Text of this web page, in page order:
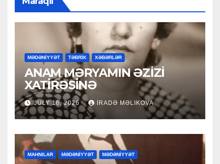
MƏDƏNİYYƏT TƏBRİK XƏBƏRLƏR
ANAM MƏRYAMIN ƏZİZİ
XATİRƏSİNƏ
JULY 16, 2026 İRADƏ MƏLIKOVA
MAHNILAR MƏDƏNİYYƏT MƏDƏNİYYƏT